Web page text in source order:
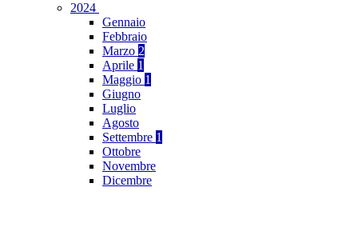
2024
Gennaio
Febbraio
Marzo 2
Aprile 1
Maggio 1
Giugno
Luglio
Agosto
Settembre 1
Ottobre
Novembre
Dicembre